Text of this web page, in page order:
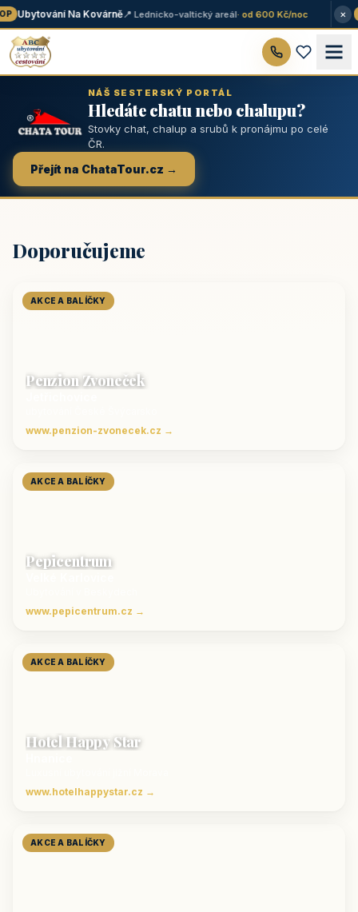
Ubytování Na Kovárně📍 Lednicko-valtický areál· od 600 Kč/noc ×
NÁŠ SESTERSKÝ PORTÁL
Hledáte chatu nebo chalupu?
Stovky chat, chalup a srubů k pronájmu po celé
ČR.
Přejít na ChataTour.cz →
Doporučujeme
AKCE A BALÍČKY
Penzion Zvoneček
www.penzion-zvonecek.cz →
AKCE A BALÍČKY
Pepicentrum
www.pepicentrum.cz →
AKCE A BALÍČKY
Hotel Happy Star
www.hotelhappystar.cz →
AKCE A BALÍČKY